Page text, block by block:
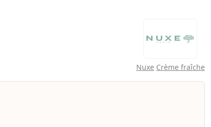
Nuxe Crème fraîche